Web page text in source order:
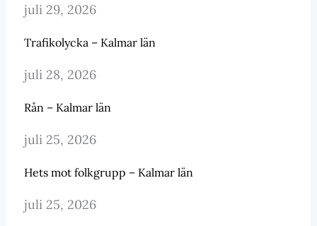
juli 29, 2026
Trafikolycka – Kalmar län
juli 28, 2026
Rån – Kalmar län
juli 25, 2026
Hets mot folkgrupp – Kalmar län
juli 25, 2026